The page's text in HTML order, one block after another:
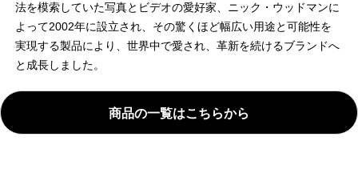
法を模索していた写真とビデオの愛好家、ニック・ウッドマンに
よって2002年に設立され、その驚くほど幅広い用途と可能性を
実現する製品により、世界中で愛され、革新を続けるブランドへ
と成長しました。
商品の一覧はこちらから